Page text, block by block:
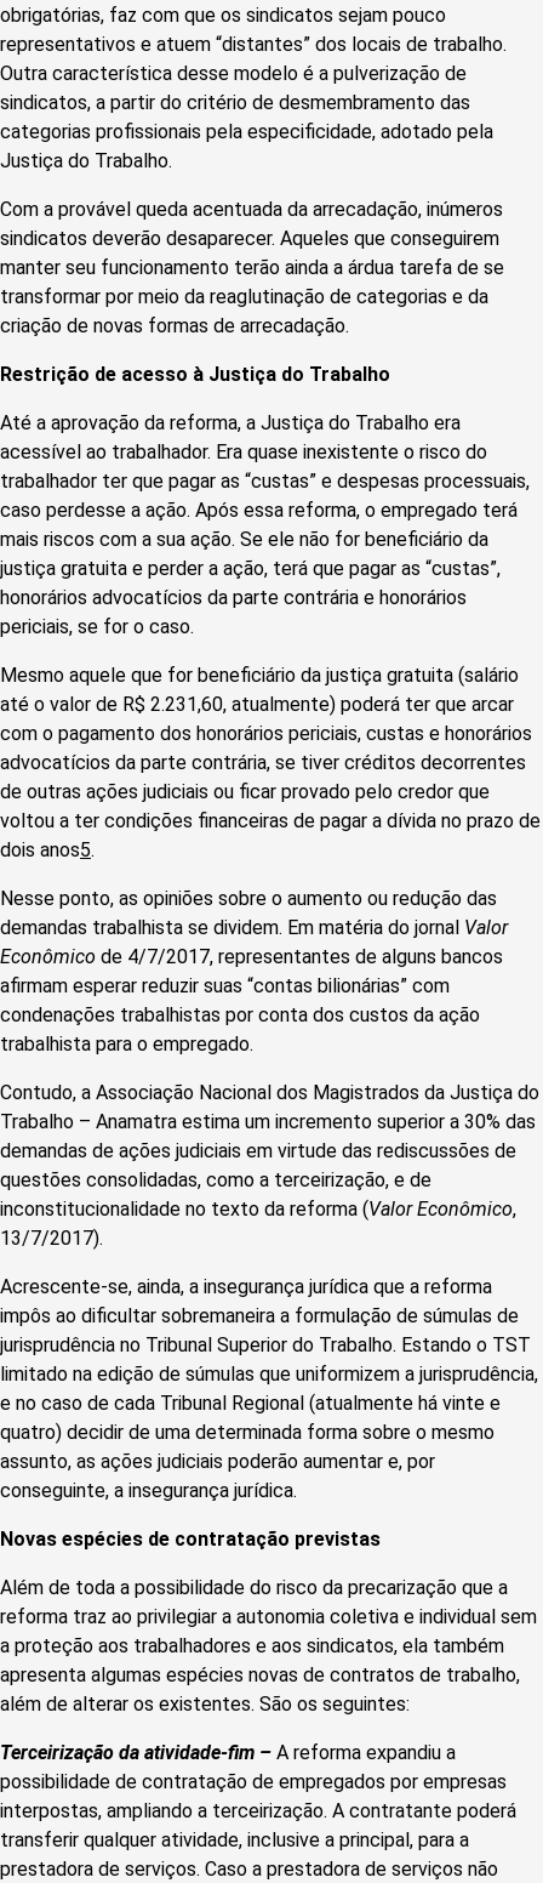
obrigatórias, faz com que os sindicatos sejam pouco
representativos e atuem “distantes” dos locais de trabalho.
Outra característica desse modelo é a pulverização de
sindicatos, a partir do critério de desmembramento das
categorias profissionais pela especificidade, adotado pela
Justiça do Trabalho.
Com a provável queda acentuada da arrecadação, inúmeros
sindicatos deverão desaparecer. Aqueles que conseguirem
manter seu funcionamento terão ainda a árdua tarefa de se
transformar por meio da reaglutinação de categorias e da
criação de novas formas de arrecadação.
Restrição de acesso à Justiça do Trabalho
Até a aprovação da reforma, a Justiça do Trabalho era
acessível ao trabalhador. Era quase inexistente o risco do
trabalhador ter que pagar as “custas” e despesas processuais,
caso perdesse a ação. Após essa reforma, o empregado terá
mais riscos com a sua ação. Se ele não for beneficiário da
justiça gratuita e perder a ação, terá que pagar as “custas”,
honorários advocatícios da parte contrária e honorários
periciais, se for o caso.
Mesmo aquele que for beneficiário da justiça gratuita (salário
até o valor de R$ 2.231,60, atualmente) poderá ter que arcar
com o pagamento dos honorários periciais, custas e honorários
advocatícios da parte contrária, se tiver créditos decorrentes
de outras ações judiciais ou ficar provado pelo credor que
voltou a ter condições financeiras de pagar a dívida no prazo de
dois anos5.
Nesse ponto, as opiniões sobre o aumento ou redução das
demandas trabalhista se dividem. Em matéria do jornal Valor
Econômico de 4/7/2017, representantes de alguns bancos
afirmam esperar reduzir suas “contas bilionárias” com
condenações trabalhistas por conta dos custos da ação
trabalhista para o empregado.
Contudo, a Associação Nacional dos Magistrados da Justiça do
Trabalho – Anamatra estima um incremento superior a 30% das
demandas de ações judiciais em virtude das rediscussões de
questões consolidadas, como a terceirização, e de
inconstitucionalidade no texto da reforma (Valor Econômico,
13/7/2017).
Acrescente-se, ainda, a insegurança jurídica que a reforma
impôs ao dificultar sobremaneira a formulação de súmulas de
jurisprudência no Tribunal Superior do Trabalho. Estando o TST
limitado na edição de súmulas que uniformizem a jurisprudência,
e no caso de cada Tribunal Regional (atualmente há vinte e
quatro) decidir de uma determinada forma sobre o mesmo
assunto, as ações judiciais poderão aumentar e, por
conseguinte, a insegurança jurídica.
Novas espécies de contratação previstas
Além de toda a possibilidade do risco da precarização que a
reforma traz ao privilegiar a autonomia coletiva e individual sem
a proteção aos trabalhadores e aos sindicatos, ela também
apresenta algumas espécies novas de contratos de trabalho,
além de alterar os existentes. São os seguintes:
Terceirização da atividade-fim – A reforma expandiu a
possibilidade de contratação de empregados por empresas
interpostas, ampliando a terceirização. A contratante poderá
transferir qualquer atividade, inclusive a principal, para a
prestadora de serviços. Caso a prestadora de serviços não